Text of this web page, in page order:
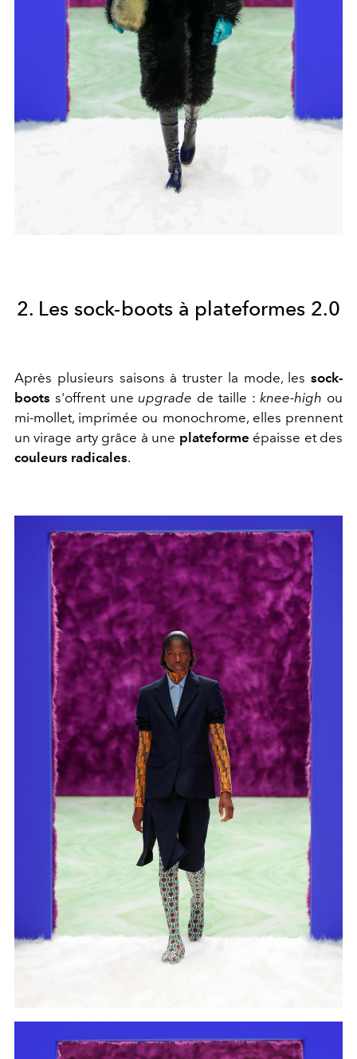
2. Les sock-boots à plateformes 2.0
Après plusieurs saisons à truster la mode, les sock-
boots s'offrent une upgrade de taille :knee-high ou
mi-mollet, imprimée ou monochrome, elles prennent
un virage arty grâce à une plateforme épaisse et des
couleurs radicales.